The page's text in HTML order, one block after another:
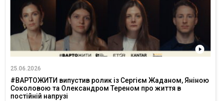
25.06.2026
#ВАРТОЖИТИ випустив ролик із Сергієм Жаданом, Яніною
Соколовою та Олександром Тереном про життя в
постійній напрузі